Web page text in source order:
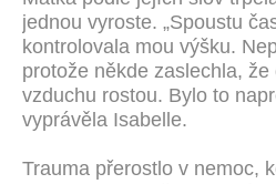
jednou vyroste. „Spoustu
kontrolovala mou výšku.
protože někde zaslechla,
vzduchu rostou. Bylo to
vyprávěla Isabelle.
Trauma přerostlo v nemoc,